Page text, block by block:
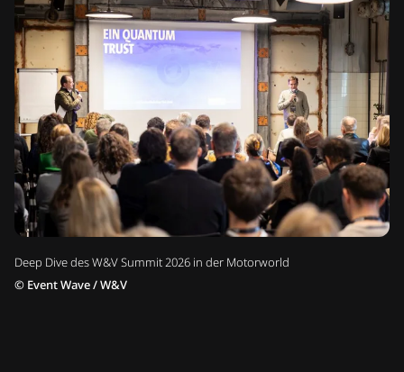
Deep Dive des W&V Summit 2026 in der Motorworld
© Event Wave / W&V